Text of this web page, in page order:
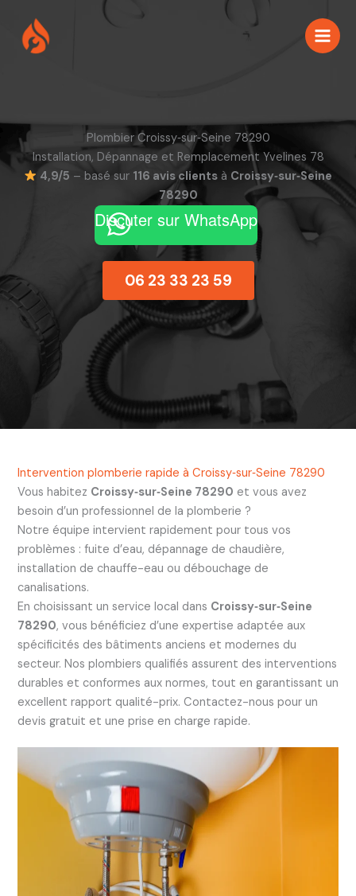
contenu
Plombier Croissy‑sur‑Seine 78290
Installation, Dépannage et Remplacement Yvelines 78
4,9/5 – basé sur 116 avis clients à Croissy‑sur‑Seine
78290
Discuter sur WhatsApp
06 23 33 23 59
Intervention plomberie rapide à Croissy‑sur‑Seine 78290
Vous habitez Croissy‑sur‑Seine 78290 et vous avez
besoin d’un professionnel de la plomberie ?
Notre équipe intervient rapidement pour tous vos
problèmes : fuite d’eau, dépannage de chaudière,
installation de chauffe-eau ou débouchage de
canalisations.
En choisissant un service local dans Croissy‑sur‑Seine
78290, vous bénéficiez d’une expertise adaptée aux
spécificités des bâtiments anciens et modernes du
secteur. Nos plombiers qualifiés assurent des interventions
durables et conformes aux normes, tout en garantissant un
excellent rapport qualité-prix. Contactez-nous pour un
devis gratuit et une prise en charge rapide.